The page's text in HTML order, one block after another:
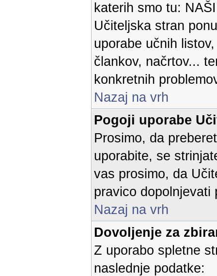
katerih smo tu:
Učiteljska stran
uporabe učnih
člankov, načrtov...
konkretnih
Nazaj na vrh
Pogoji uporabe
Prosimo, da
uporabite, se
vas prosimo, da
pravico dopolnjevati
Nazaj na vrh
Dovoljenje za
Z uporabo spletne
naslednje podatke: